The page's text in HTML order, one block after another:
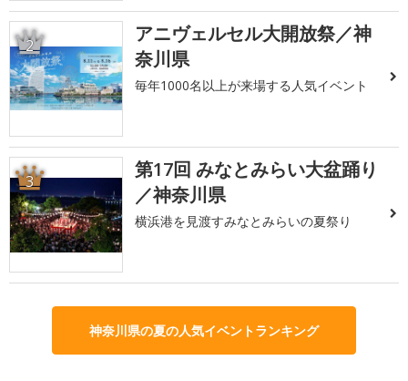
2
アニヴェルセル大開放祭／神
奈川県
毎年1000名以上が来場する人気イベント
3
第17回 みなとみらい大盆踊り
／神奈川県
横浜港を見渡すみなとみらいの夏祭り
神奈川県の夏の人気イベントランキング